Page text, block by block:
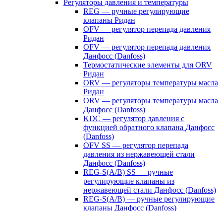
Регуляторы давления и температуры
REG — ручные регулирующие
клапаны Ридан
OFV — регулятор перепада давления
Ридан
OFV — регулятор перепада давления
Данфосс (Danfoss)
Термостатические элементы для ORV
Ридан
ORV — регуляторы температуры масла
Ридан
ORV — регуляторы температуры масла
Данфосс (Danfoss)
KDC — регулятор давления с
функцией обратного клапана Данфосс
(Danfoss)
OFV SS — регулятор перепада
давления из нержавеющей стали
Данфосс (Danfoss)
REG-S(A/B) SS — ручные
регулирующие клапаны из
нержавеющей стали Данфосс (Danfoss)
REG-S(A/B) — ручные регулирующие
клапаны Данфосс (Danfoss)